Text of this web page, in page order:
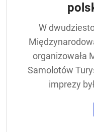
W
organizowała
Samolotów
imprezy
de Tourisme –